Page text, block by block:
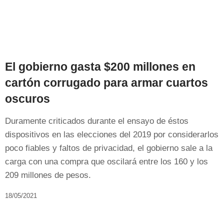
El gobierno gasta $200 millones en
cartón corrugado para armar cuartos
oscuros
Duramente criticados durante el ensayo de éstos
dispositivos en las elecciones del 2019 por considerarlos
poco fiables y faltos de privacidad, el gobierno sale a la
carga con una compra que oscilará entre los 160 y los
209 millones de pesos.
18/05/2021